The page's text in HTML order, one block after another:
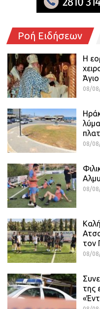
Ροή Ειδήσεων
Η
08/
08/
08/
τον
08/
της